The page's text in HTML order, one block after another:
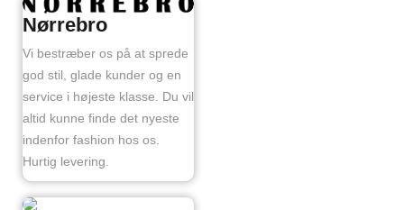
Nørrebro
Vi bestræber os på at sprede
god stil, glade kunder og en
service i højeste klasse. Du vil
altid kunne finde det nyeste
indenfor fashion hos os.
Hurtig levering.